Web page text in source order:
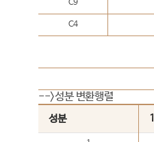
C9
C4
-->성분 변환행렬
성분 1